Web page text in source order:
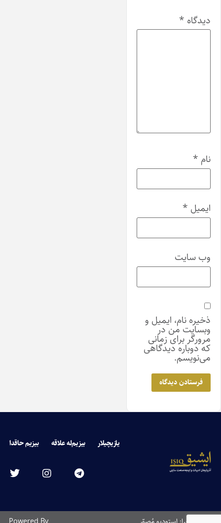
دیدگاه *
نام *
ایمیل *
وب‌ سایت
ذخیره نام، ایمیل و
وبسایت من در
مرورگر برای زمانی
که دوباره دیدگاهی
می‌نویسم.
یازیچیلار بیزیم‌له علاقه بیزیم حاقدا